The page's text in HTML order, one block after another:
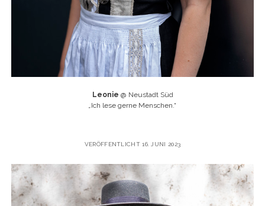
Leonie @ Neustadt Süd
Ich lese gerne Menschen.“
VERÖFFENTLICHT 16. JUNI 2023